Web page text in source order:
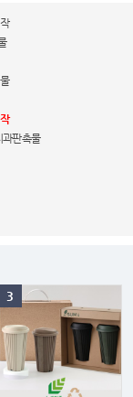
과판촉물
3